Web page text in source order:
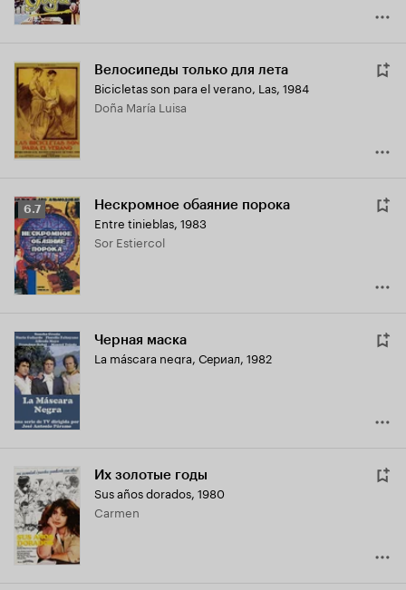
Велосипеды только для лета
Bicicletas son para el verano, Las, 1984
Doña María Luisa
Рейтинг
Кинопоиска
6.7
6.7 Нескромное обаяние порока
Entre tinieblas, 1983
Sor Estiercol
Черная маска
La máscara negra, Сериал, 1982
Их золотые годы
Sus años dorados, 1980
Carmen